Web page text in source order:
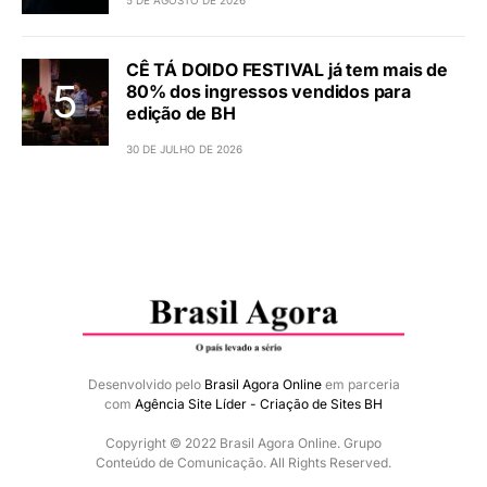
CÊ TÁ DOIDO FESTIVAL já tem mais de
80% dos ingressos vendidos para
edição de BH
30 DE JULHO DE 2026
Desenvolvido pelo Brasil Agora Onlineem parceria
com Agência Site Líder - Criação de Sites BH
Copyright © 2022 Brasil Agora Online. Grupo
Conteúdo de Comunicação. All Rights Reserved.